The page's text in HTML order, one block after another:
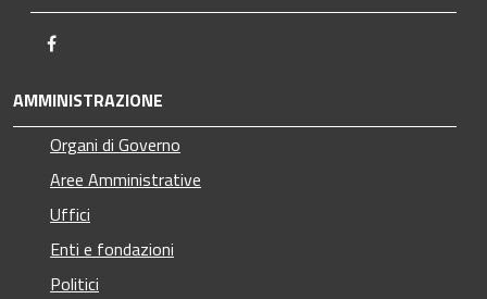
AMMINISTRAZIONE
Organi di Governo
Aree Amministrative
Uffici
Enti e fondazioni
Politici